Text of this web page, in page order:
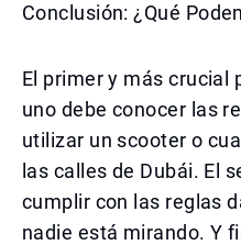
Conclusión: ¿Qué
El primer y más crucial
uno debe conocer las
utilizar un scooter o
las calles de Dubái. El
cumplir con las reglas
nadie está mirando. Y